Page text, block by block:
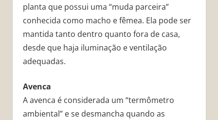
planta que possui uma “muda parceira”
conhecida como macho e fêmea. Ela pode ser
mantida tanto dentro quanto fora de casa,
desde que haja iluminação e ventilação
adequadas.
Avenca
A avenca é considerada um “termômetro
ambiental” e se desmancha quando as